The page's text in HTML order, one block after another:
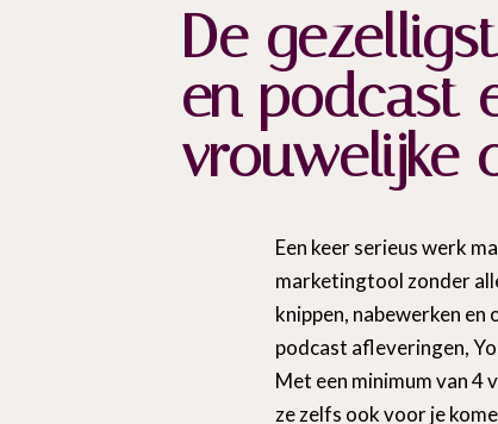
De
en podcast
vrouwelijke
Een keer serieus werk
marketingtool zonder
knippen, nabewerken en
podcast afleveringen,
Met een minimum van 4
ze zelfs ook voor je